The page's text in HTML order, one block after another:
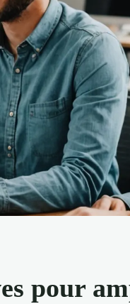
pour